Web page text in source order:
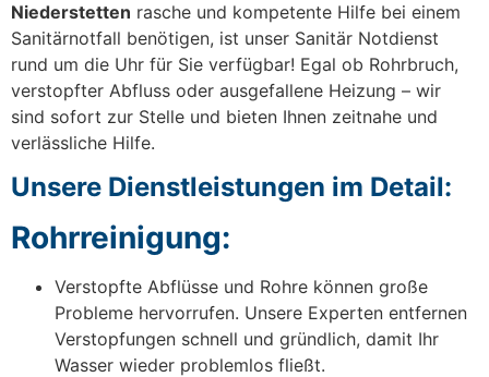
Niederstetten rasche und kompetente Hilfe bei einem
Sanitärnotfall benötigen, ist unser Sanitär Notdienst
rund um die Uhr für Sie verfügbar! Egal ob Rohrbruch,
verstopfter Abfluss oder ausgefallene Heizung – wir
sind sofort zur Stelle und bieten Ihnen zeitnahe und
verlässliche Hilfe.
Unsere Dienstleistungen im Detail:
Rohrreinigung:
Verstopfte Abflüsse und Rohre können große
Probleme hervorrufen. Unsere Experten entfernen
Verstopfungen schnell und gründlich, damit Ihr
Wasser wieder problemlos fließt.